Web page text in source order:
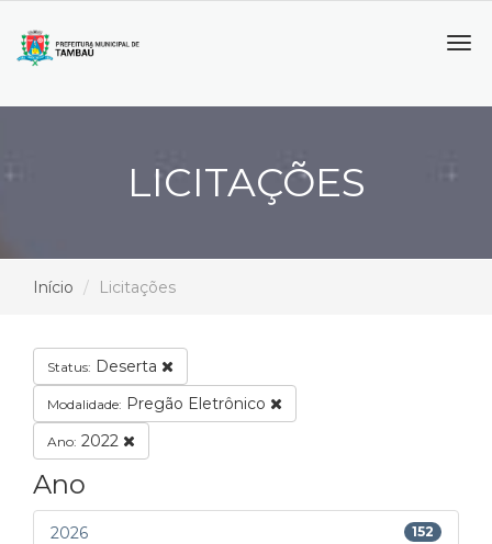
LICITAÇÕES
Início Licitações
Status: Deserta
Modalidade: Pregão Eletrônico
Ano: 2022
Ano
2026 152